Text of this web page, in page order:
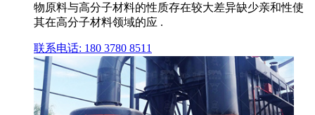
物原料与高分子材料的性质存在较大差异缺少亲和性使
其在高分子材料领域的应 .
联系电话: 180 3780 8511